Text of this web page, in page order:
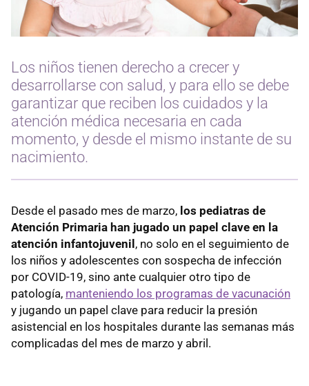
Los niños tienen derecho a crecer y
desarrollarse con salud, y para ello se debe
garantizar que reciben los cuidados y la
atención médica necesaria en cada
momento, y desde el mismo instante de su
nacimiento.
Desde el pasado mes de marzo, los pediatras de
Atención Primaria han jugado un papel clave en la
atención infantojuvenil , no solo en el seguimiento de
los niños y adolescentes con sospecha de infección
por COVID-19, sino ante cualquier otro tipo de
patología, manteniendo los programas de vacunación
y jugando un papel clave para reducir la presión
asistencial en los hospitales durante las semanas más
complicadas del mes de marzo y abril.